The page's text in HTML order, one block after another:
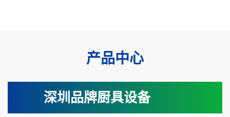
产品中心
深圳品牌厨具设备